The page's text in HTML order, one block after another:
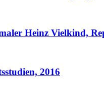
Heinz Vielkind,
2016